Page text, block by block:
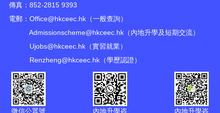
傳真：852-2815 9393
電郵： Office@hkceec.hk（一般查詢）
Admissionscheme@hkceec.hk（內地升學及短期交流）
Ujobs@hkceec.hk（實習就業）
Renzheng@hkceec.hk（學歷認證）
微信公眾號 內地升學咨 內地升學咨